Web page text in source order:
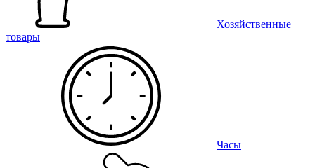
Хозяйственные
товары
Часы